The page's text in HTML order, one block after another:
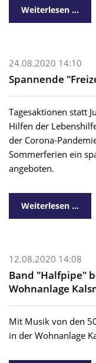
Weiterlesen …
24.08.2020 14:10
Spannende
Tagesaktionen statt
Hilfen der
der Corona-
Sommerferien ein
angeboten.
Weiterlesen …
12.08.2020 14:08
Band "Halfpipe"
Wohnanlage
Mit Musik von den
in der Wohnanlage